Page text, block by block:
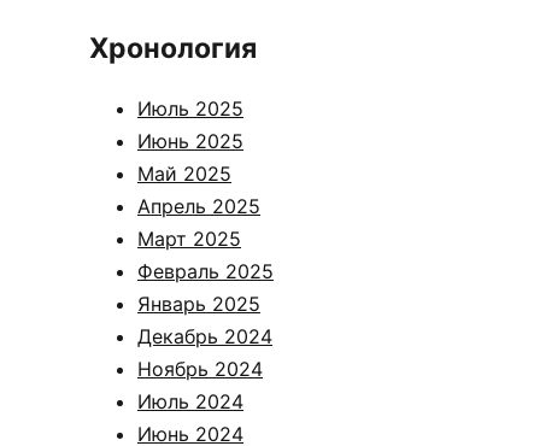
Хронология
Июль 2025
Июнь 2025
Май 2025
Апрель 2025
Март 2025
Февраль 2025
Январь 2025
Декабрь 2024
Ноябрь 2024
Июль 2024
Июнь 2024